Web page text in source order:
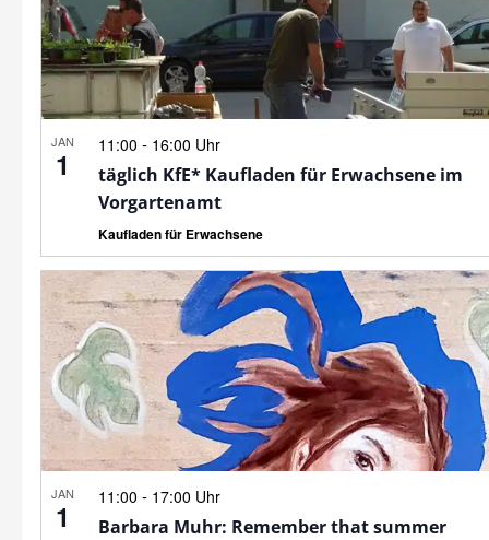
JAN
1
11:00 - 16:00 Uhr
täglich KfE* Kaufladen für Erwachsene im
Vorgartenamt
Kaufladen für Erwachsene
JAN
1
11:00 - 17:00 Uhr
Barbara Muhr: Remember that summer